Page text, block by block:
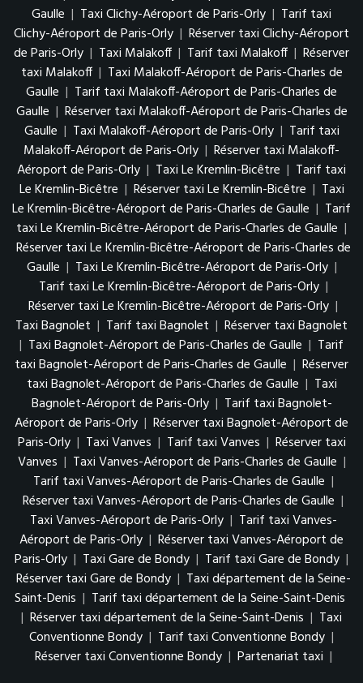
Gaulle | Taxi Clichy-Aéroport de Paris-Orly | Tarif taxi
Clichy-Aéroport de Paris-Orly | Réserver taxi Clichy-Aéroport
de Paris-Orly | Taxi Malakoff | Tarif taxi Malakoff | Réserver
taxi Malakoff | Taxi Malakoff-Aéroport de Paris-Charles de
Gaulle | Tarif taxi Malakoff-Aéroport de Paris-Charles de
Gaulle | Réserver taxi Malakoff-Aéroport de Paris-Charles de
Gaulle | Taxi Malakoff-Aéroport de Paris-Orly | Tarif taxi
Malakoff-Aéroport de Paris-Orly | Réserver taxi Malakoff-
Aéroport de Paris-Orly | Taxi Le Kremlin-Bicêtre | Tarif taxi
Le Kremlin-Bicêtre | Réserver taxi Le Kremlin-Bicêtre | Taxi
Le Kremlin-Bicêtre-Aéroport de Paris-Charles de Gaulle | Tarif
taxi Le Kremlin-Bicêtre-Aéroport de Paris-Charles de Gaulle |
Réserver taxi Le Kremlin-Bicêtre-Aéroport de Paris-Charles de
Gaulle | Taxi Le Kremlin-Bicêtre-Aéroport de Paris-Orly |
Tarif taxi Le Kremlin-Bicêtre-Aéroport de Paris-Orly |
Réserver taxi Le Kremlin-Bicêtre-Aéroport de Paris-Orly |
Taxi Bagnolet | Tarif taxi Bagnolet | Réserver taxi Bagnolet
| Taxi Bagnolet-Aéroport de Paris-Charles de Gaulle | Tarif
taxi Bagnolet-Aéroport de Paris-Charles de Gaulle | Réserver
taxi Bagnolet-Aéroport de Paris-Charles de Gaulle | Taxi
Bagnolet-Aéroport de Paris-Orly | Tarif taxi Bagnolet-
Aéroport de Paris-Orly | Réserver taxi Bagnolet-Aéroport de
Paris-Orly | Taxi Vanves | Tarif taxi Vanves | Réserver taxi
Vanves | Taxi Vanves-Aéroport de Paris-Charles de Gaulle |
Tarif taxi Vanves-Aéroport de Paris-Charles de Gaulle |
Réserver taxi Vanves-Aéroport de Paris-Charles de Gaulle |
Taxi Vanves-Aéroport de Paris-Orly | Tarif taxi Vanves-
Aéroport de Paris-Orly | Réserver taxi Vanves-Aéroport de
Paris-Orly | Taxi Gare de Bondy | Tarif taxi Gare de Bondy |
Réserver taxi Gare de Bondy | Taxi département de la Seine-
Saint-Denis | Tarif taxi département de la Seine-Saint-Denis
| Réserver taxi département de la Seine-Saint-Denis | Taxi
Conventionne Bondy | Tarif taxi Conventionne Bondy |
Réserver taxi Conventionne Bondy | Partenariat taxi |